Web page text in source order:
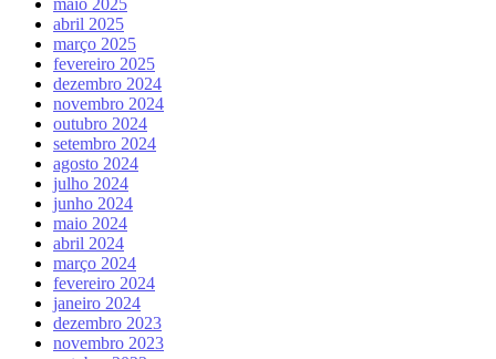
abril 2025
março 2025
fevereiro 2025
dezembro 2024
novembro 2024
outubro 2024
setembro 2024
agosto 2024
julho 2024
junho 2024
maio 2024
abril 2024
março 2024
fevereiro 2024
janeiro 2024
dezembro 2023
novembro 2023